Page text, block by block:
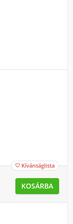
 Kívánságlista
KOSÁRBA